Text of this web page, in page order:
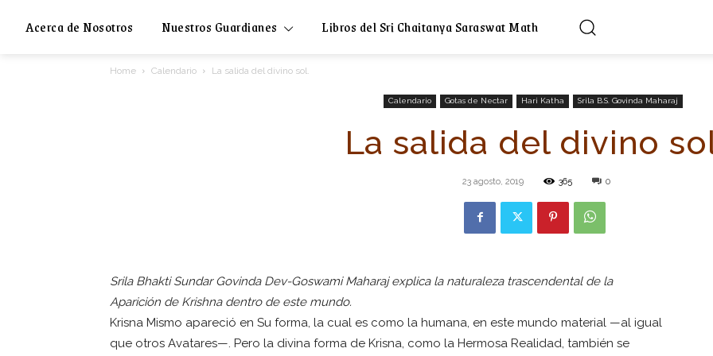
Acerca de Nosotros Nuestros Guardianes Libros del Sri Chaitanya Saraswat Math
Home Calendario La salida del divino sol.
Calendario Gotas de Nectar Hari Katha Srila B.S. Govinda Maharaj
La salida del divino
23 agosto, 2019 365 0
Srila Bhakti Sundar Govinda Dev-Goswami Maharaj explica la naturaleza trascendental de la
Aparición de Krishna dentro de este mundo.
Krisna Mismo apareció en Su forma, la cual es como la humana, en este mundo material —al igual
que otros Avatares—. Pero la divina forma de Krisna, como la Hermosa Realidad, también se